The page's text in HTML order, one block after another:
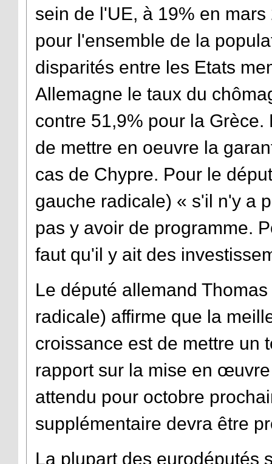
sein de l'UE, à 19% en
pour l'ensemble de la
disparités entre les Etats
Allemagne le taux du
contre 51,9% pour la
de mettre en oeuvre la
cas de Chypre. Pour le
gauche radicale) « s'il n'y a
pas y avoir de programme.
faut qu'il y ait des
Le député allemand
radicale) affirme que la
croissance est de mettre un
rapport sur la mise en
attendu pour octobre
supplémentaire devra être
La plupart des eurodéputés